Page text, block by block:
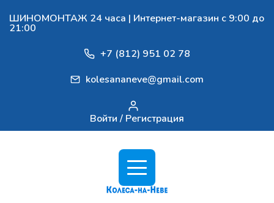
ШИНОМОНТАЖ 24 часа | Интернет-магазин с 9:00 до
21:00
+7 (812) 951 02 78
kolesananeve@gmail.com
Войти / Регистрация